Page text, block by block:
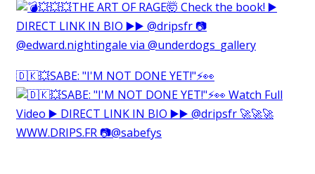
🇩🇰💥SABE: "I'M NOT DONE YET!"⚡️👀⁠